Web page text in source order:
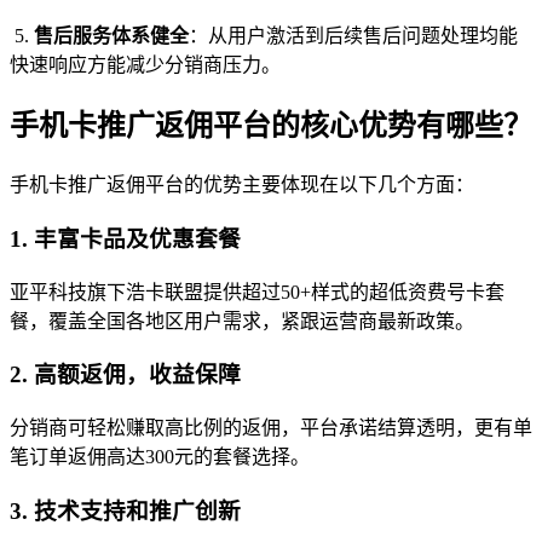
5. 售后服务体系健全：从用户激活到后续售后问题处理均能
快速响应方能减少分销商压力。
手机卡推广返佣平台的核心优势有哪些？
手机卡推广返佣平台的优势主要体现在以下几个方面：
1. 丰富卡品及优惠套餐
亚平科技旗下浩卡联盟提供超过50+样式的超低资费号卡套
餐，覆盖全国各地区用户需求，紧跟运营商最新政策。
2. 高额返佣，收益保障
分销商可轻松赚取高比例的返佣，平台承诺结算透明，更有单
笔订单返佣高达300元的套餐选择。
3. 技术支持和推广创新